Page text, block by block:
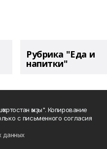
Рубрика "Еда и
напитки"
ҡыҙы". Копирование
с письменного согласия
данных